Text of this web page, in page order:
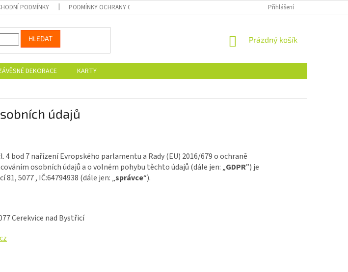
PODMÍNKY PODMÍNKY OCHRANY OSOBNÍCH ÚDAJŮ Přihlášení
HLEDAT
NÁKUPNÍ
Prázdný košík
DEKORACE
KARTY
údajů
4 bod 7 nařízení Evropského parlamentu a Rady (EU) 2016/679 o ochraně
osobních údajů a o volném pohybu těchto údajů (dále jen: „GDPR”) je
5077 , IČ:64794938 (dále jen: „správce“).
Cerekvice nad Bystřicí